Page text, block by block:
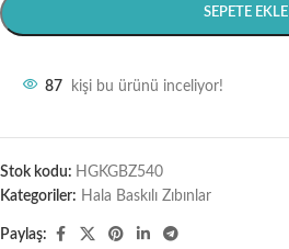
SEPETE EKLE
87 kişi bu ürünü inceliyor!
Stok kodu: HGKGBZ540
Kategoriler: Hala Baskılı Zıbınlar
Paylaş: